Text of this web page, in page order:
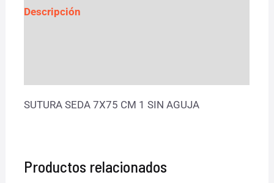
Descripción
SUTURA SEDA 7X75 CM 1 SIN AGUJA
Productos relacionados